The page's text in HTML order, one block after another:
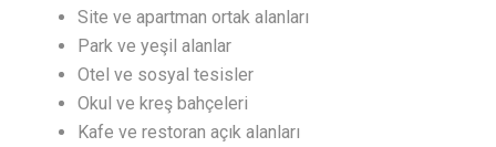
Site ve apartman ortak alanları
Park ve yeşil alanlar
Otel ve sosyal tesisler
Okul ve kreş bahçeleri
Kafe ve restoran açık alanları